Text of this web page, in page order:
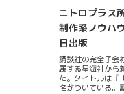
画集も同日発売予
字”8.5”を自称す
ニトロプラス
制作系ノウハ
日出版
講談社の完全子会
属する星海社から
た。タイトルは『
名がついている。